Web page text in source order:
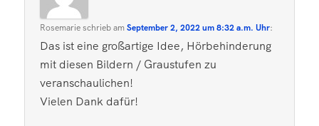
RosemarieschriebamSeptember 2, 2022 um 8:32 a.m. Uhr:
Das ist eine großartige Idee, Hörbehinderung
mit diesen Bildern / Graustufen zu
veranschaulichen!
Vielen Dank dafür!